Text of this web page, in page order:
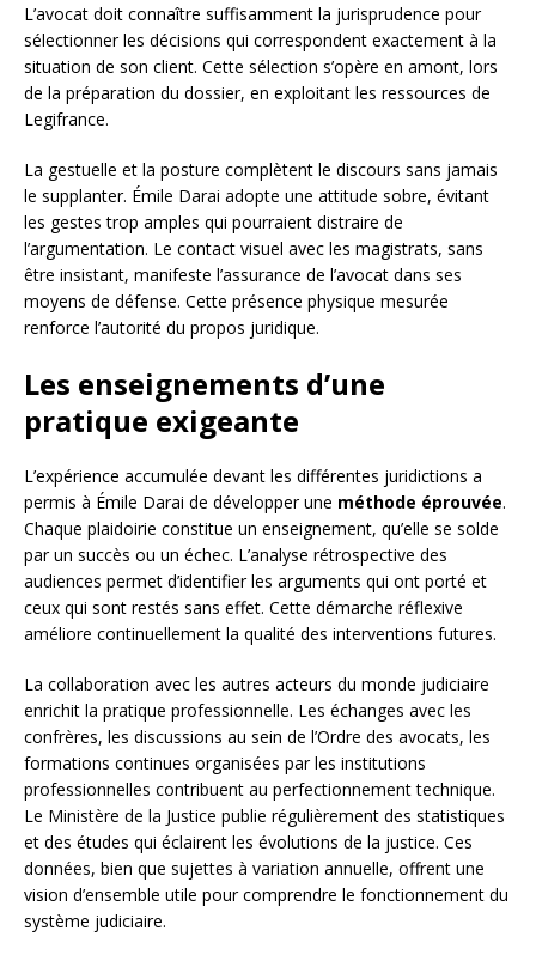
L’avocat doit connaître suffisamment la jurisprudence pour
sélectionner les décisions qui correspondent exactement à la
situation de son client. Cette sélection s’opère en amont, lors
de la préparation du dossier, en exploitant les ressources de
Legifrance.
La gestuelle et la posture complètent le discours sans jamais
le supplanter. Émile Darai adopte une attitude sobre, évitant
les gestes trop amples qui pourraient distraire de
l’argumentation. Le contact visuel avec les magistrats, sans
être insistant, manifeste l’assurance de l’avocat dans ses
moyens de défense. Cette présence physique mesurée
renforce l’autorité du propos juridique.
Les enseignements d’une
pratique exigeante
L’expérience accumulée devant les différentes juridictions a
permis à Émile Darai de développer une méthode éprouvée.
Chaque plaidoirie constitue un enseignement, qu’elle se solde
par un succès ou un échec. L’analyse rétrospective des
audiences permet d’identifier les arguments qui ont porté et
ceux qui sont restés sans effet. Cette démarche réflexive
améliore continuellement la qualité des interventions futures.
La collaboration avec les autres acteurs du monde judiciaire
enrichit la pratique professionnelle. Les échanges avec les
confrères, les discussions au sein de l’Ordre des avocats, les
formations continues organisées par les institutions
professionnelles contribuent au perfectionnement technique.
Le Ministère de la Justice publie régulièrement des statistiques
et des études qui éclairent les évolutions de la justice. Ces
données, bien que sujettes à variation annuelle, offrent une
vision d’ensemble utile pour comprendre le fonctionnement du
système judiciaire.